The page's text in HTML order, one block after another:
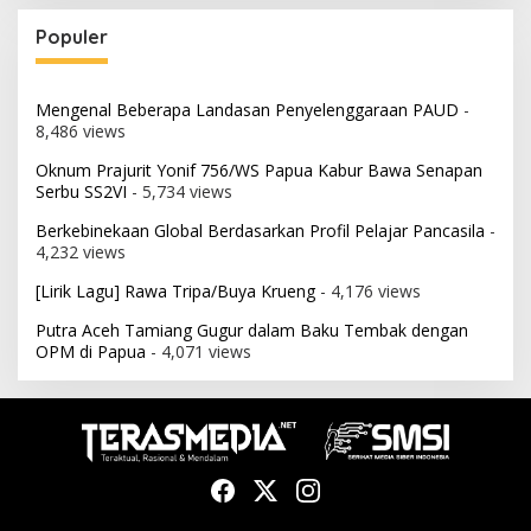
Populer
Mengenal Beberapa Landasan Penyelenggaraan PAUD -
8,486 views
Oknum Prajurit Yonif 756/WS Papua Kabur Bawa Senapan
Serbu SS2VI - 5,734 views
Berkebinekaan Global Berdasarkan Profil Pelajar Pancasila -
4,232 views
[Lirik Lagu] Rawa Tripa/Buya Krueng- 4,176 views
Putra Aceh Tamiang Gugur dalam Baku Tembak dengan
OPM di Papua - 4,071 views